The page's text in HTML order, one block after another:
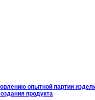
опытной партии
продукта